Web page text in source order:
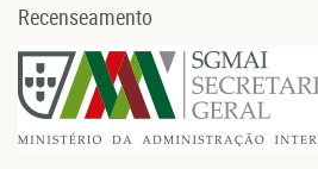
Recenseamento